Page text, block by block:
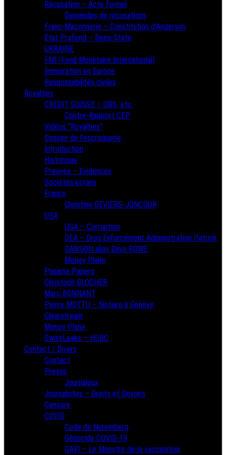
Récusation – Acte formel
Demandes de récusations
Franc-Maçonnerie – Constitution d’Anderson
Etat Profond – Deep State
UKRAINE
FMI (Fond Monétaire International)
Immigration en Europe
Responsabilités civiles
Royalties
CREDIT SUISSE – UBS, etc.
Contre-Rapport CEP
Vidéos “Royalties”
Dossier de l’escroquerie
Introduction
Historique
Preuves – Evidences
Sociétés écrans
France
Christine DEVIERS-JONCOUR
USA
USA – Corruption
DEA – Drug Enforcement Administration Patrick
DAWSON alias Dave ROWE
Money Plane
Panama-Papers
Christoph BLOCHER
Marc BONNANT
Pierre MOTTU – Notaire à Genève
Clearstream
Money Plane
SwissLeaks – HSBC
Contact / Divers
Contact
Presse
Journaleux
Journalistes – Droits et Devoirs
Censure
COVID
Code de Nuremberg
Génocide COVID-19
GAVI – Le Monstre de la vaccination